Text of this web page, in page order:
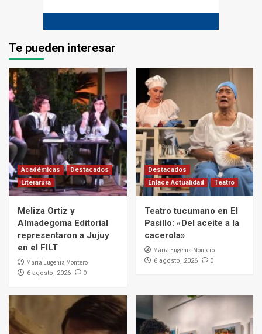
Te pueden interesar
Académicas
Destacados
Literarura
Meliza Ortiz y
Almadegoma Editorial
representaron a Jujuy
en el FILT
Maria Eugenia Montero
6 agosto, 2026 0
Destacados
Enlace Actualidad
Teatro
Teatro tucumano en El
Pasillo: «Del aceite a la
cacerola»
Maria Eugenia Montero
6 agosto, 2026 0